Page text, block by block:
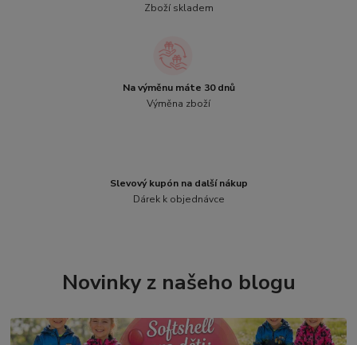
Zboží skladem
Na výměnu máte 30 dnů
Výměna zboží
Slevový kupón na další nákup
Dárek k objednávce
Novinky z našeho blogu